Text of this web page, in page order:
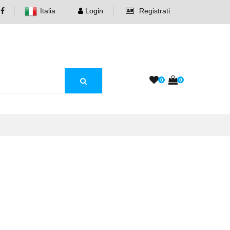
Italia Login Registrati
0 0